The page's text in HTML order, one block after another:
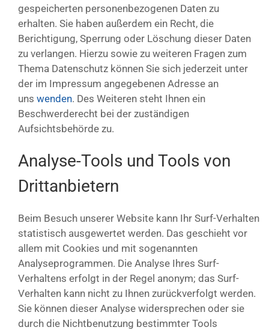
gespeicherten personenbezogenen Daten zu
erhalten. Sie haben außerdem ein Recht, die
Berichtigung, Sperrung oder Löschung dieser Daten
zu verlangen. Hierzu sowie zu weiteren Fragen zum
Thema Datenschutz können Sie sich jederzeit unter
der im Impressum angegebenen Adresse an
uns wenden. Des Weiteren steht Ihnen ein
Beschwerderecht bei der zuständigen
Aufsichtsbehörde zu.
Analyse-Tools und Tools von
Drittanbietern
Beim Besuch unserer Website kann Ihr Surf-Verhalten
statistisch ausgewertet werden. Das geschieht vor
allem mit Cookies und mit sogenannten
Analyseprogrammen. Die Analyse Ihres Surf-
Verhaltens erfolgt in der Regel anonym; das Surf-
Verhalten kann nicht zu Ihnen zurückverfolgt werden.
Sie können dieser Analyse widersprechen oder sie
durch die Nichtbenutzung bestimmter Tools